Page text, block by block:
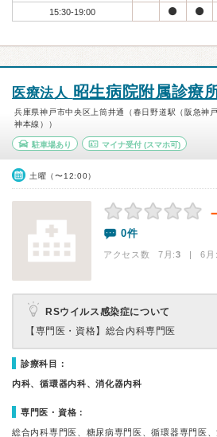
15:30-19:00
医療法人 昭生病院附属診療
兵庫県神戸市中央区上筒井通（春日野道駅（阪急神
神本線））
駐車場あり マイナ受付(スマホ可)
土曜（〜12:00）
0件
アクセス数 7月:3 | 6月
RSウイルス感染症について
【専門医・資格】 総合内科専門医
診療科目：
内科、循環器内科、消化器内科
専門医・資格：
総合内科専門医、糖尿病専門医、循環器専門医